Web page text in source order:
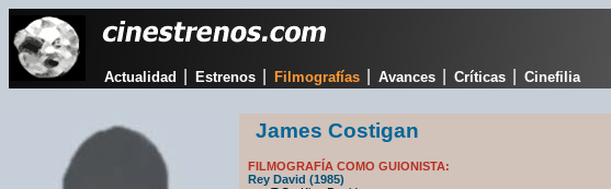
Actualidad Estrenos Filmografías Avances Críticas Cinefilia
James Costigan
FILMOGRAFÍA COMO GUIONISTA:
Rey David (1985)